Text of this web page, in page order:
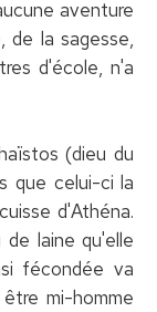
aventure
de la sagesse,
d'école, n'a
(dieu du
que celui-ci la
d'Athéna.
laine qu'elle
fécondée va
mi-homme